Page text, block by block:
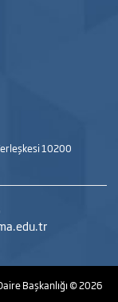
10200
Başkanlığı© 2026